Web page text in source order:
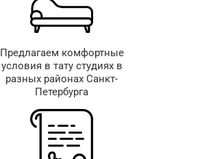
Предлагаем комфортные
условия в тату студиях в
разных районах Санкт-
Петербурга